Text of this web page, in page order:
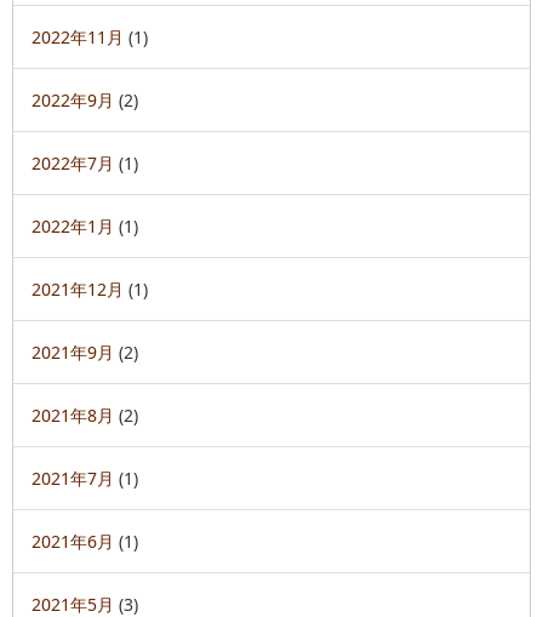
2022年11月 (1)
2022年9月 (2)
2022年7月 (1)
2022年1月 (1)
2021年12月 (1)
2021年9月 (2)
2021年8月 (2)
2021年7月 (1)
2021年6月 (1)
2021年5月 (3)